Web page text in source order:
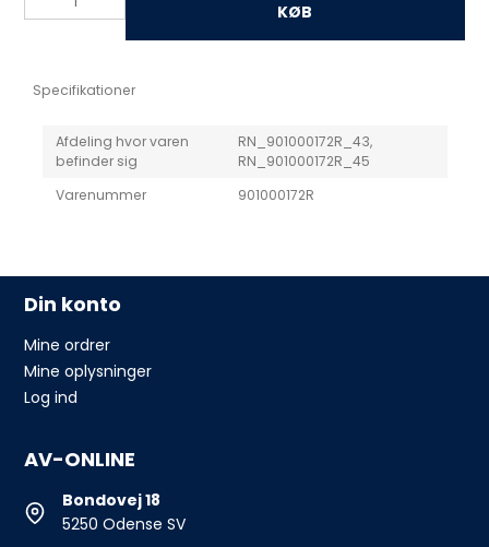
KØB
Specifikationer
Afdeling hvor varen
befinder sig
RN_901000172R_43,
RN_901000172R_45
Varenummer
901000172R
Din konto
Mine ordrer
Mine oplysninger
Log ind
AV-ONLINE
Bondovej 18
5250 Odense SV